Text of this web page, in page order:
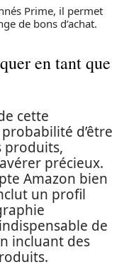
Prime, il permet
de bons d’achat.
en tant que
cette
d’être
produits,
précieux.
Amazon bien
un profil
de
incluant des